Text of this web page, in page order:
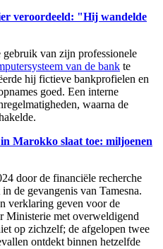
veroordeeld: "Hij wandelde
van zijn professionele
van de bank te
hij fictieve bankprofielen en
goed. Een interne
waarna de
Marokko slaat toe: miljoenen
door de financiële recherche
de gevangenis van Tamesna.
verklaring geven voor de
Ministerie met overweldigend
op zichzelf; de afgelopen twee
ontdekt binnen hetzelfde